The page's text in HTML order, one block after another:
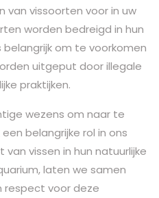
van vissoorten voor in uw
worden bedreigd in hun
om te voorkomen
uitgeput door illegale
praktijken.
wezens om naar te
belangrijke rol in ons
vissen in hun natuurlijke
laten we samen
respect voor deze